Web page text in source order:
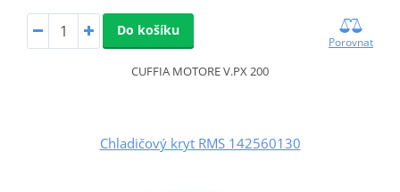
Do košíku
Porovnat
CUFFIA MOTORE V.PX 200
Chladičový kryt RMS 142560130